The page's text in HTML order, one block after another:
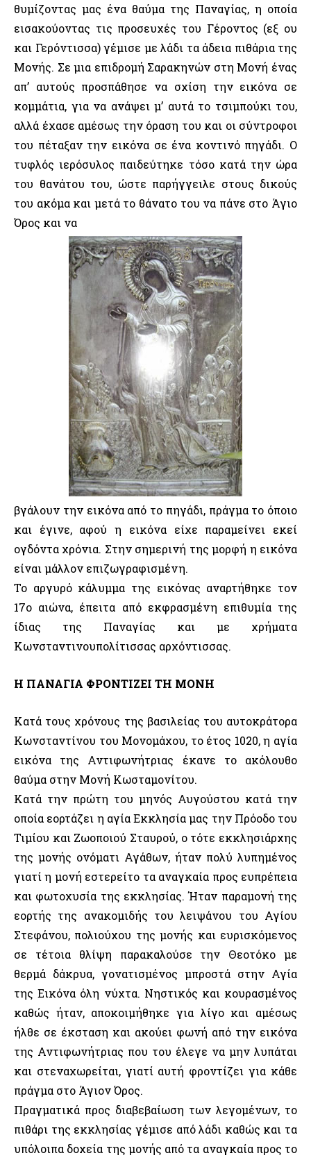
θυμίζοντας μας ένα θαύμα της Παναγίας, η οποία
εισακούοντας τις προσευχές του Γέροντος (εξ ου
και Γερόντισσα) γέμισε με λάδι τα άδεια πιθάρια της
Μονής. Σε μια επιδρομή Σαρακηνών στη Μονή ένας
απ’ αυτούς προσπάθησε να σχίση την εικόνα σε
κομμάτια, για να ανάψει μ’ αυτά το τσιμπούκι του,
αλλά έχασε αμέσως την όραση του και οι σύντροφοι
του πέταξαν την εικόνα σε ένα κοντινό πηγάδι. Ο
τυφλός ιερόσυλος παιδεύτηκε τόσο κατά την ώρα
του θανάτου του, ώστε παρήγγειλε στους δικούς
του ακόμα και μετά το θάνατο του να πάνε στο Άγιο
Όρος και να
βγάλουν την εικόνα από το πηγάδι, πράγμα το όποιο
και έγινε, αφού η εικόνα είχε παραμείνει εκεί
ογδόντα χρόνια. Στην σημερινή της μορφή η εικόνα
είναι μάλλον επιζωγραφισμένη.
Το αργυρό κάλυμμα της εικόνας αναρτήθηκε τον
17ο αιώνα, έπειτα από εκφρασμένη επιθυμία της
ίδιας της Παναγίας και με χρήματα
Κωνσταντινουπολίτισσας αρχόντισσας.
Η ΠΑΝΑΓΙΑ ΦΡΟΝΤΙΖΕΙ ΤΗ ΜΟΝΗ
Κατά τους χρόνους της βασιλείας του αυτοκράτορα
Κωνσταντίνου του Μονομάχου, το έτος 1020, η αγία
εικόνα της Αντιφωνήτριας έκανε το ακόλουθο
θαύμα στην Μονή Κωσταμονίτου.
Κατά την πρώτη του μηνός Αυγούστου κατά την
οποία εορτάζει η αγία Εκκλησία μας την Πρόοδο του
Τιμίου και Ζωοποιού Σταυρού, ο τότε εκκλησιάρχης
της μονής ονόματι Αγάθων, ήταν πολύ λυπημένος
γιατί η μονή εστερείτο τα αναγκαία προς ευπρέπεια
και φωτοχυσία της εκκλησίας. Ήταν παραμονή της
εορτής της ανακομιδής του λειψάνου του Αγίου
Στεφάνου, πολιούχου της μονής και ευρισκόμενος
σε τέτοια θλίψη παρακαλούσε την Θεοτόκο με
θερμά δάκρυα, γονατισμένος μπροστά στην Αγία
της Εικόνα όλη νύχτα. Νηστικός και κουρασμένος
καθώς ήταν, αποκοιμήθηκε για λίγο και αμέσως
ήλθε σε έκσταση και ακούει φωνή από την εικόνα
της Αντιφωνήτριας που του έλεγε να μην λυπάται
και στεναχωρείται, γιατί αυτή φροντίζει για κάθε
πράγμα στο Άγιον Όρος.
Πραγματικά προς διαβεβαίωση των λεγομένων, το
πιθάρι της εκκλησίας γέμισε από λάδι καθώς και τα
υπόλοιπα δοχεία της μονής από τα αναγκαία προς το